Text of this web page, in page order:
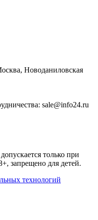
Новоданиловская
sale@info24.ru
только при
запрещено для детей.
технологий